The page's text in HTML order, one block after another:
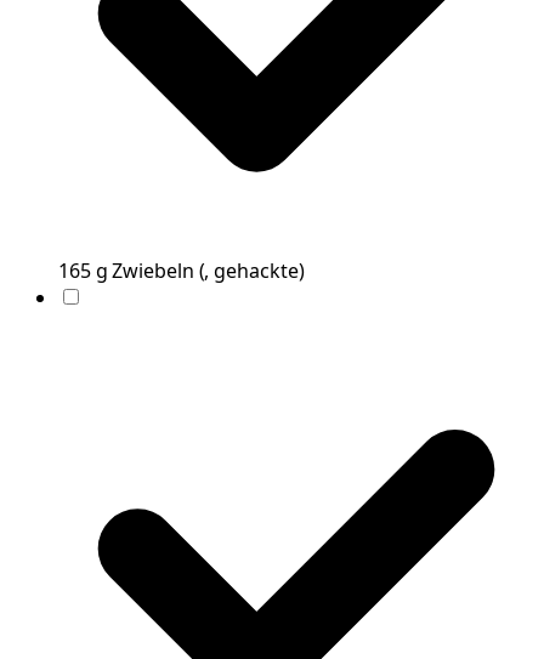
165g Zwiebeln (, gehackte)